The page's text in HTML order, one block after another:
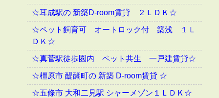
☆耳成駅の 新築D-room賃貸 ２ＬＤＫ☆
☆ペット飼育可 オートロック付 築浅 １Ｌ
ＤＫ☆
☆真菅駅徒歩圏内 ペット共生 一戸建賃貸☆
☆橿原市 醍醐町の 新築 D-room賃貸 ☆
☆五條市 大和二見駅 シャーメゾン１ＬＤＫ☆